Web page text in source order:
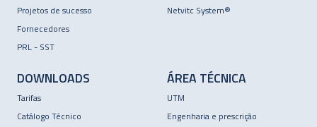
Projetos de sucesso
Fornecedores
PRL - SST
Netvitc System®
DOWNLOADS
Tarifas
Catálogo Técnico
ÁREA TÉCNICA
UTM
Engenharia e prescrição